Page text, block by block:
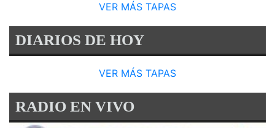
VER MÁS TAPAS
DIARIOS DE HOY
VER MÁS TAPAS
RADIO EN VIVO